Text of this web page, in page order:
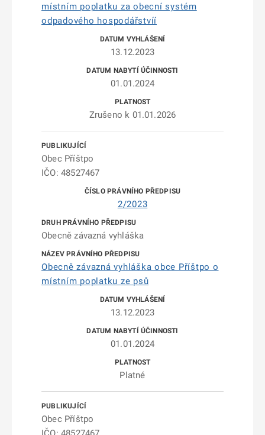
místním poplatku za obecní systém
odpadového hospodářstvíí
13.12.2023
01.01.2024
Zrušeno k 01.01.2026
Obec Příštpo
IČO: 48527467
2/2023
Obecně závazná vyhláška
Obecně závazná vyhláška obce Příštpo o
místním poplatku ze psů
13.12.2023
01.01.2024
Platné
Obec Příštpo